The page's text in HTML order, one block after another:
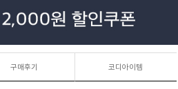
구매후기 코디아이템